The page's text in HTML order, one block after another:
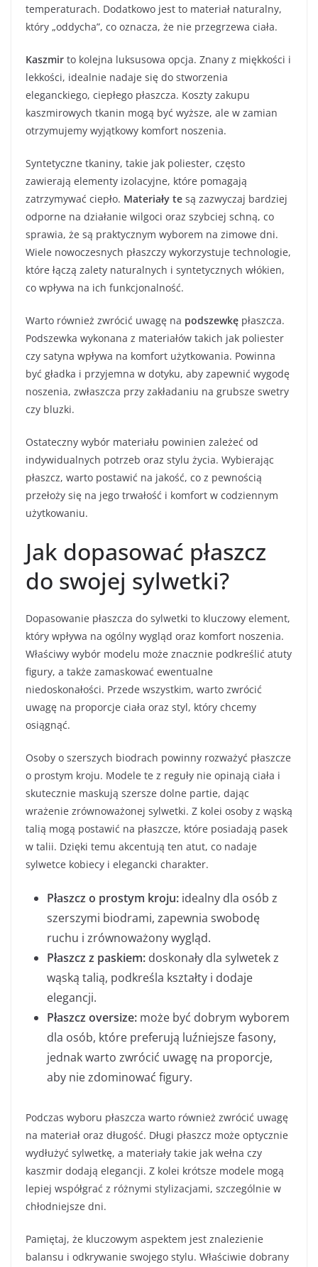
temperaturach. Dodatkowo jest to materiał naturalny,
który „oddycha”, co oznacza, że nie przegrzewa ciała.
Kaszmir to kolejna luksusowa opcja. Znany z miękkości i
lekkości, idealnie nadaje się do stworzenia
eleganckiego, ciepłego płaszcza. Koszty zakupu
kaszmirowych tkanin mogą być wyższe, ale w zamian
otrzymujemy wyjątkowy komfort noszenia.
Syntetyczne tkaniny, takie jak poliester, często
zawierają elementy izolacyjne, które pomagają
zatrzymywać ciepło. Materiały te są zazwyczaj bardziej
odporne na działanie wilgoci oraz szybciej schną, co
sprawia, że są praktycznym wyborem na zimowe dni.
Wiele nowoczesnych płaszczy wykorzystuje technologie,
które łączą zalety naturalnych i syntetycznych włókien,
co wpływa na ich funkcjonalność.
Warto również zwrócić uwagę na podszewkę płaszcza.
Podszewka wykonana z materiałów takich jak poliester
czy satyna wpływa na komfort użytkowania. Powinna
być gładka i przyjemna w dotyku, aby zapewnić wygodę
noszenia, zwłaszcza przy zakładaniu na grubsze swetry
czy bluzki.
Ostateczny wybór materiału powinien zależeć od
indywidualnych potrzeb oraz stylu życia. Wybierając
płaszcz, warto postawić na jakość, co z pewnością
przełoży się na jego trwałość i komfort w codziennym
użytkowaniu.
Jak dopasować płaszcz
do swojej sylwetki?
Dopasowanie płaszcza do sylwetki to kluczowy element,
który wpływa na ogólny wygląd oraz komfort noszenia.
Właściwy wybór modelu może znacznie podkreślić atuty
figury, a także zamaskować ewentualne
niedoskonałości. Przede wszystkim, warto zwrócić
uwagę na proporcje ciała oraz styl, który chcemy
osiągnąć.
Osoby o szerszych biodrach powinny rozważyć płaszcze
o prostym kroju. Modele te z reguły nie opinają ciała i
skutecznie maskują szersze dolne partie, dając
wrażenie zrównoważonej sylwetki. Z kolei osoby z wąską
talią mogą postawić na płaszcze, które posiadają pasek
w talii. Dzięki temu akcentują ten atut, co nadaje
sylwetce kobiecy i elegancki charakter.
Płaszcz o prostym kroju: idealny dla osób z
szerszymi biodrami, zapewnia swobodę
ruchu i zrównoważony wygląd.
Płaszcz z paskiem: doskonały dla sylwetek z
wąską talią, podkreśla kształty i dodaje
elegancji.
Płaszcz oversize: może być dobrym wyborem
dla osób, które preferują luźniejsze fasony,
jednak warto zwrócić uwagę na proporcje,
aby nie zdominować figury.
Podczas wyboru płaszcza warto również zwrócić uwagę
na materiał oraz długość. Długi płaszcz może optycznie
wydłużyć sylwetkę, a materiały takie jak wełna czy
kaszmir dodają elegancji. Z kolei krótsze modele mogą
lepiej współgrać z różnymi stylizacjami, szczególnie w
chłodniejsze dni.
Pamiętaj, że kluczowym aspektem jest znalezienie
balansu i odkrywanie swojego stylu. Właściwie dobrany